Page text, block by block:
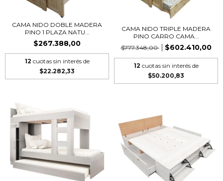
CAMA NIDO DOBLE MADERA
PINO 1 PLAZA NATU...
$267.388,00
12 cuotas sin interés de
$22.282,33
CAMA NIDO TRIPLE MADERA
PINO CARRO CAMA...
$777.348,00
$602.410,00
12 cuotas sin interés de
$50.200,83